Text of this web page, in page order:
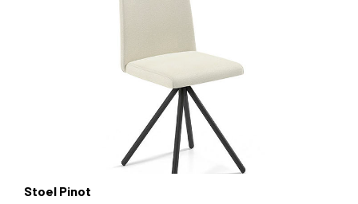
Stoel Pinot